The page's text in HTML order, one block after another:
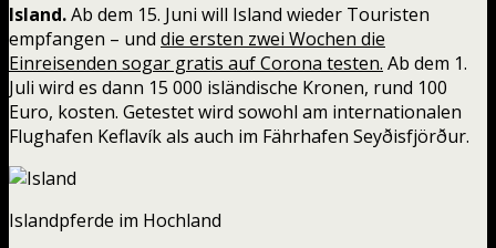
Island.Ab dem 15. Juni will Island wieder Touristen
empfangen – und die ersten zwei Wochen die
Einreisenden sogar gratis auf Corona testen. Ab dem 1.
Juli wird es dann 15 000 isländische Kronen, rund 100
Euro, kosten. Getestet wird sowohl am internationalen
Flughafen Keflavík als auch im Fährhafen Seyðisfjörður.
Islandpferde im Hochland